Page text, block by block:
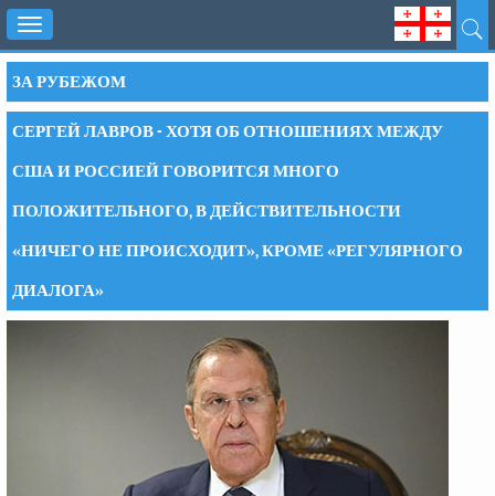
Toggle
navigation
ЗА РУБЕЖОМ
СЕРГЕЙ ЛАВРОВ - ХОТЯ ОБ ОТНОШЕНИЯХ МЕЖДУ
США И РОССИЕЙ ГОВОРИТСЯ МНОГО
ПОЛОЖИТЕЛЬНОГО, В ДЕЙСТВИТЕЛЬНОСТИ
«НИЧЕГО НЕ ПРОИСХОДИТ», КРОМЕ «РЕГУЛЯРНОГО
ДИАЛОГА»